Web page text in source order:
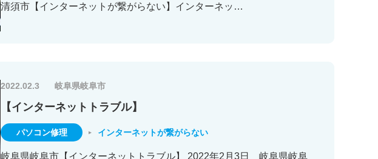
清須市【インターネットが繋がらない】インターネッ…
【インターネットトラブル】
2022.02.3 岐阜県岐阜市
パソコン修理 インターネットが繋がらない
岐阜県岐阜市【インターネットトラブル】 2022年2月3日 岐阜県岐阜